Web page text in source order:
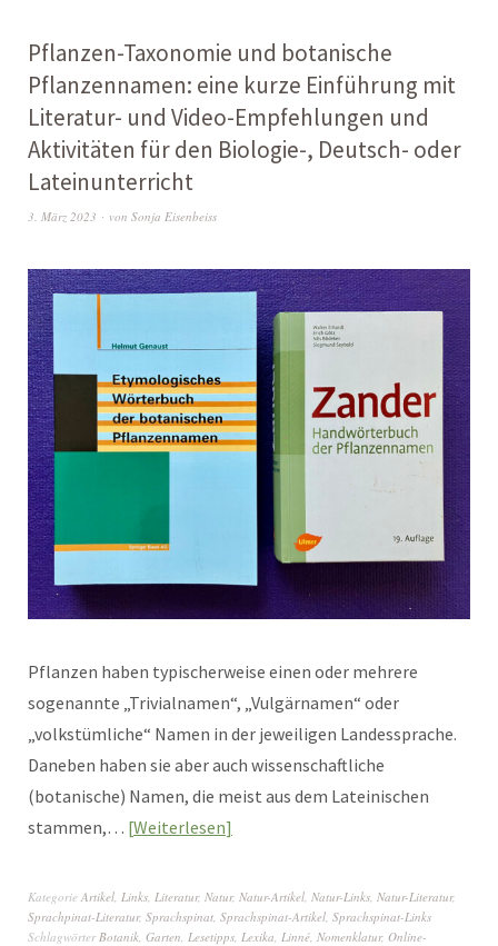
Pflanzen-Taxonomie und botanische
Pflanzennamen: eine kurze Einführung mit
Literatur- und Video-Empfehlungen und
Aktivitäten für den Biologie-, Deutsch- oder
Lateinunterricht
3. März 2023 von Sonja Eisenbeiss
Pflanzen haben typischerweise einen oder mehrere
sogenannte „Trivialnamen“, „Vulgärnamen“ oder
„volkstümliche“ Namen in der jeweiligen Landessprache.
Daneben haben sie aber auch wissenschaftliche
(botanische) Namen, die meist aus dem Lateinischen
stammen,… Weiterlesen
Kategorie Artikel Links Literatur, Natur, Natur-Artikel Natur-Links Natur-Literatur,
Sprachpinat-Literatur, Sprachspinat Sprachspinat-Artikel Sprachspinat-Links
Schlagwörter Botanik Garten Lesetipps Lexika Linné Nomenklatur, Online-